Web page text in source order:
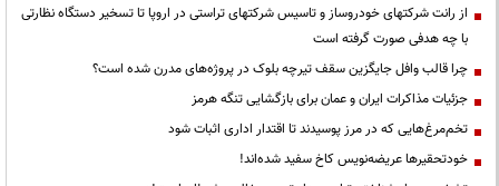
از رانت‌ شرکتهای خودروساز و تاسیس شرکتهای تراستی در اروپا تا تسخیر دستگاه نظارتی
با چه هدفی صورت گرفته است
چرا قالب وافل جایگزین سقف تیرچه بلوک در پروژه‌های مدرن شده است؟
جزئیات مذاکرات ایران و عمان برای بازگشایی تنگه هرمز
تخم‌مرغ‌هایی که در مرز پوسیدند تا اقتدار اداری اثبات شود
خودتحقیرها عریضه‌نویس کاخ سفید شده‌اند!